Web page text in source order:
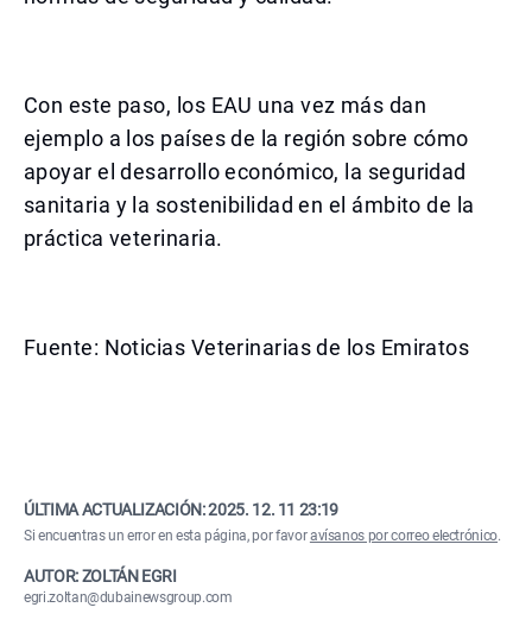
Con este paso, los EAU una vez más dan
ejemplo a los países de la región sobre cómo
apoyar el desarrollo económico, la seguridad
sanitaria y la sostenibilidad en el ámbito de la
práctica veterinaria.
Fuente: Noticias Veterinarias de los Emiratos
ÚLTIMA ACTUALIZACIÓN:2025. 12. 11 23:19
Si encuentras un error en esta página, por favoravísanos por correo electrónico.
AUTOR: ZOLTÁN EGRI
egri.zoltan@dubainewsgroup.com